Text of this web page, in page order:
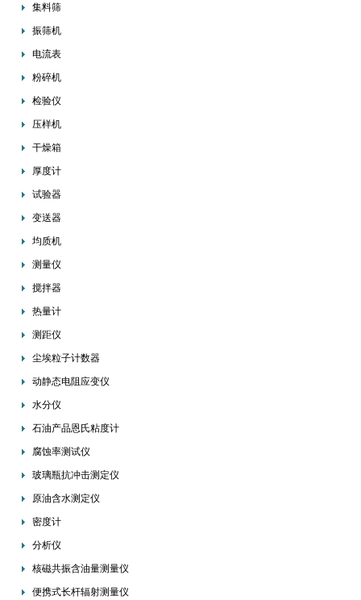
集料筛
振筛机
电流表
粉碎机
检验仪
压样机
干燥箱
厚度计
试验器
变送器
均质机
测量仪
搅拌器
热量计
测距仪
尘埃粒子计数器
动静态电阻应变仪
水分仪
石油产品恩氏粘度计
腐蚀率测试仪
玻璃瓶抗冲击测定仪
原油含水测定仪
密度计
分析仪
核磁共振含油量测量仪
便携式长杆辐射测量仪